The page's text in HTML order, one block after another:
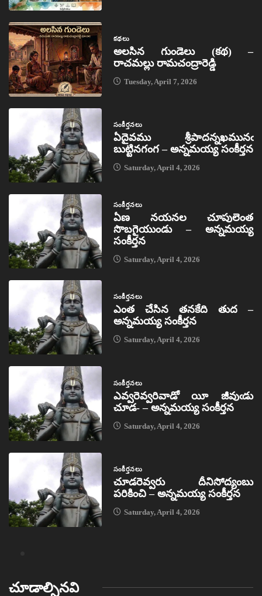
కథలు
అలసిన గుండెలు (కథ) –
రాచమల్లు రామచంద్రారెడ్డి
Tuesday, April 7, 2026
సంకీర్తనలు
ఏదైవము శ్రీపాదన్నఖమునఁ
బుట్టినగంగ – అన్నమయ్య సంకీర్తన
Saturday, April 4, 2026
సంకీర్తనలు
ఏణ నయనల చూపులెంత
సొబగైయుండు – అన్నమయ్య
సంకీర్తన
Saturday, April 4, 2026
సంకీర్తనలు
ఎంత చేసిన తనకేది తుద –
అన్నమయ్య సంకీర్తన
Saturday, April 4, 2026
సంకీర్తనలు
ఎవ్వరెవ్వరివాడో యీ జీవుఁడు
చూడ- – అన్నమయ్య సంకీర్తన
Saturday, April 4, 2026
సంకీర్తనలు
చూడరెవ్వరు దీనిసోద్యంబు
పరికించి – అన్నమయ్య సంకీర్తన
Saturday, April 4, 2026
చూడాల్సినవి